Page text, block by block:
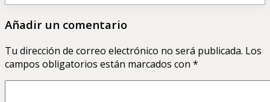
Añadir un comentario
Tu dirección de correo electrónico no será publicada. Los
campos obligatorios están marcados con *